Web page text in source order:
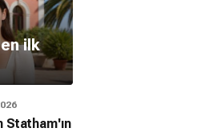
ilk
Statham'ın